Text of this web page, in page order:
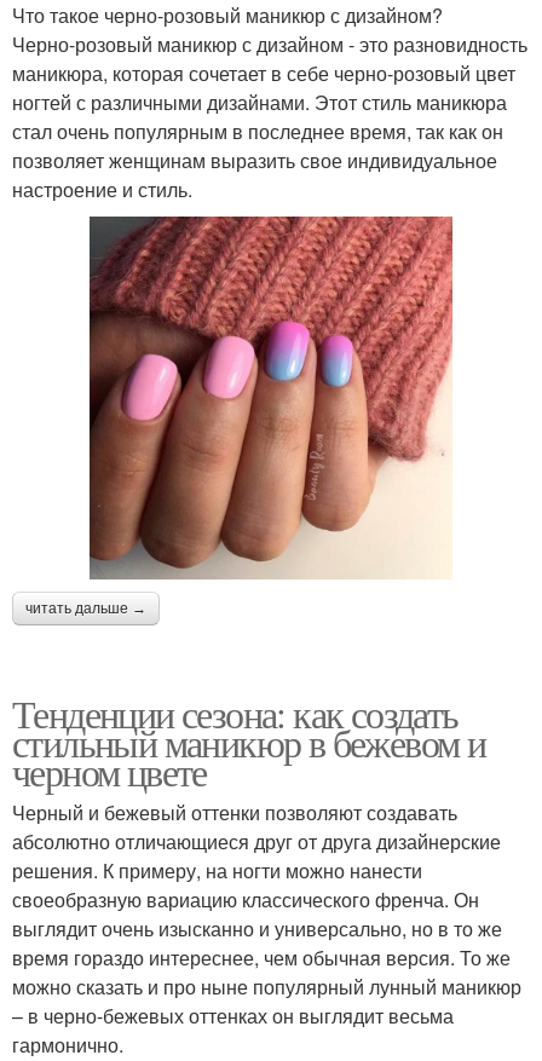
Что такое черно-розовый маникюр с дизайном?
Черно-розовый маникюр с дизайном - это разновидность
маникюра, которая сочетает в себе черно-розовый цвет
ногтей с различными дизайнами. Этот стиль маникюра
стал очень популярным в последнее время, так как он
позволяет женщинам выразить свое индивидуальное
настроение и стиль.
читать дальше →
Тенденции сезона: как создать
стильный маникюр в бежевом и
черном цвете
Черный и бежевый оттенки позволяют создавать
абсолютно отличающиеся друг от друга дизайнерские
решения. К примеру, на ногти можно нанести
своеобразную вариацию классического френча. Он
выглядит очень изысканно и универсально, но в то же
время гораздо интереснее, чем обычная версия. То же
можно сказать и про ныне популярный лунный маникюр
– в черно-бежевых оттенках он выглядит весьма
гармонично.